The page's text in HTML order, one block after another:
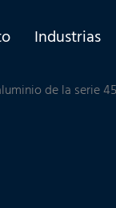
Industrias
de la serie 45